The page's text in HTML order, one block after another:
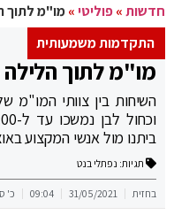
חדשות»פוליטי»מו"מ לתוך
התקדמות משמעותית
מו"מ לתוך הלילה
השיחות בין צוותי המו"מ
ביתנו מול אנשי המקצוע
תגיות: נפתלי בנט
בחזית 31/05/2021
09:04 כ'